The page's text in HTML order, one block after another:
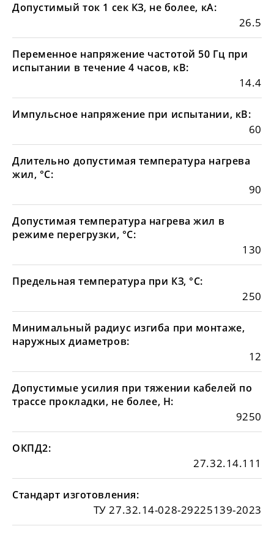
Допустимый ток 1 сек КЗ, не более, кА:
26.5
Переменное напряжение частотой 50 Гц при
испытании в течение 4 часов, кВ:
14.4
Импульсное напряжение при испытании, кВ:
60
Длительно допустимая температура нагрева
жил, °С:
90
Допустимая температура нагрева жил в
режиме перегрузки, °С:
130
Предельная температура при КЗ, °С:
250
Минимальный радиус изгиба при монтаже,
наружных диаметров:
12
Допустимые усилия при тяжении кабелей по
трассе прокладки, не более, Н:
9250
ОКПД2:
27.32.14.111
Стандарт изготовления:
ТУ 27.32.14-028-29225139-2023